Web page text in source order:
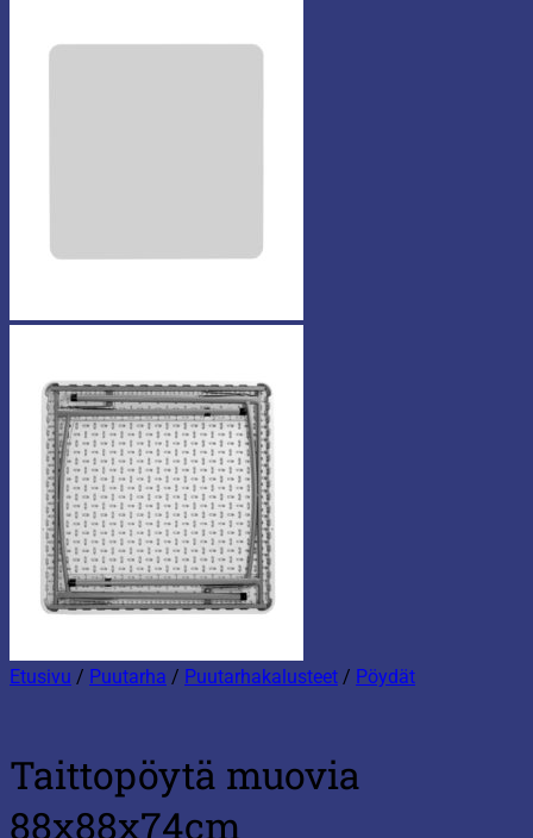
Etusivu / Puutarha / Puutarhakalusteet / Pöydät
Taittopöytä muovia
88x88x74cm